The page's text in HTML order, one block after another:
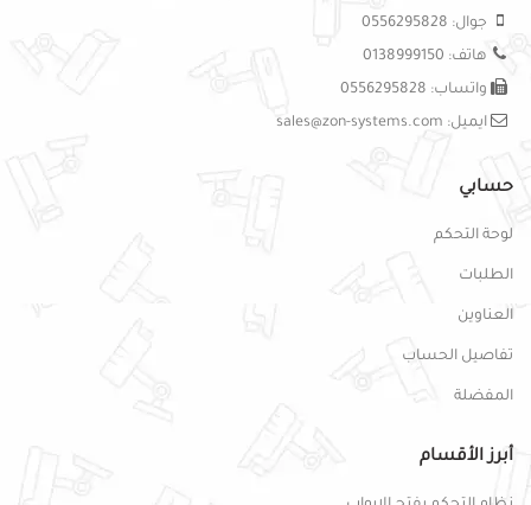
جوال: 0556295828
هاتف: 0138999150
واتساب: 0556295828
ايميل: sales@zon-systems.com
حسابي
لوحة التحكم
الطلبات
العناوين
تفاصيل الحساب
المفضلة
أبرز الأقسام